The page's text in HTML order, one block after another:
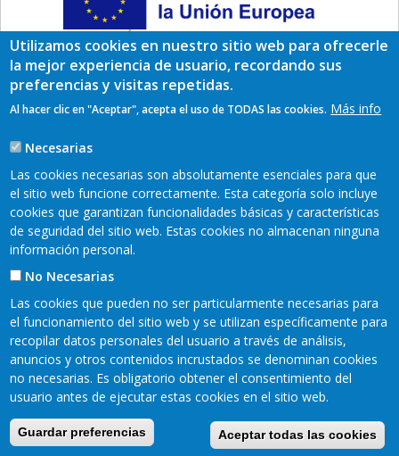
Encuéntranos en redes sociales:
Pie
de
Mapa web
Aviso legal
Política de privacidad
Cookies
Accesibilidad
Utilizamos cookies en nuestro sitio web para ofrecerle
la mejor experiencia de usuario, recordando sus
preferencias y visitas repetidas.
Al hacer clic en "Aceptar", acepta el uso de TODAS las cookies. Más info
Necesarias
Las cookies necesarias son absolutamente esenciales para que
el sitio web funcione correctamente. Esta categoría solo incluye
cookies que garantizan funcionalidades básicas y características
de seguridad del sitio web. Estas cookies no almacenan ninguna
información personal.
No Necesarias
Las cookies que pueden no ser particularmente necesarias para
el funcionamiento del sitio web y se utilizan específicamente para
recopilar datos personales del usuario a través de análisis,
anuncios y otros contenidos incrustados se denominan cookies
no necesarias. Es obligatorio obtener el consentimiento del
usuario antes de ejecutar estas cookies en el sitio web.
Guardar preferencias Aceptar todas las cookies